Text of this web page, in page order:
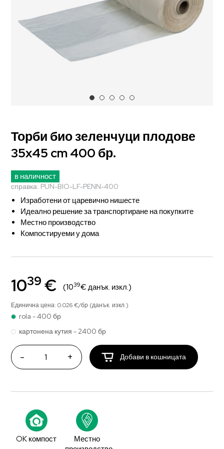
Торби био зеленчуци плодове
35x45 cm 400 бр.
в наличност
справка: PUN-BIO-LF-PENN-400
Изработени от царевично нишесте
Идеално решение за транспортиране на покупките
Местно производство
Компостируеми у дома
1039 € (1039€ данък. изкл.)
Единична цена: 0.026 €/бр (данък. изкл.)
rola - 400 бр
картонена кутия - 2400 бр
- + Добави в кошницата
OK компост
Местно